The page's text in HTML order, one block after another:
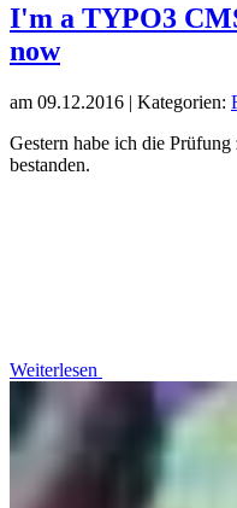
I'm a TYPO3
now
am 09.12.2016 | Kategorien:
Gestern habe ich die
bestanden.
Weiterlesen